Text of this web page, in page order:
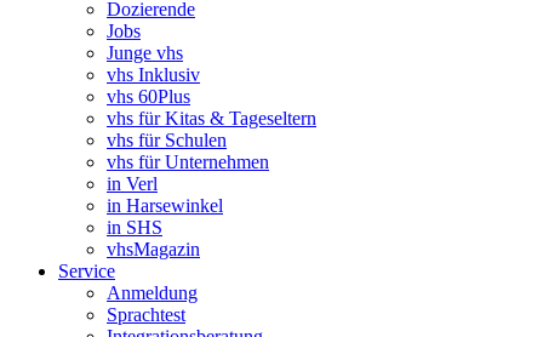
Dozierende
Jobs
Junge vhs
vhs Inklusiv
vhs 60Plus
vhs für Kitas & Tageseltern
vhs für Schulen
vhs für Unternehmen
in Verl
in Harsewinkel
in SHS
vhsMagazin
Service
Anmeldung
Sprachtest